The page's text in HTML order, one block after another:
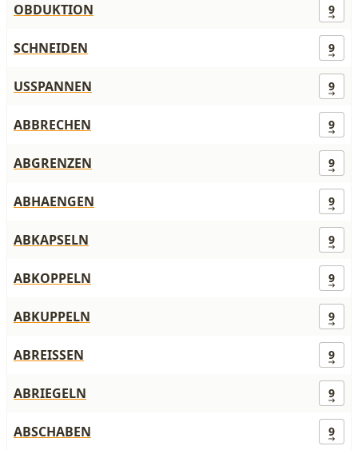
OBDUKTION 9
SCHNEIDEN 9
USSPANNEN 9
ABBRECHEN 9
ABGRENZEN 9
ABHAENGEN 9
ABKAPSELN 9
ABKOPPELN 9
ABKUPPELN 9
ABREISSEN 9
ABRIEGELN 9
ABSCHABEN 9